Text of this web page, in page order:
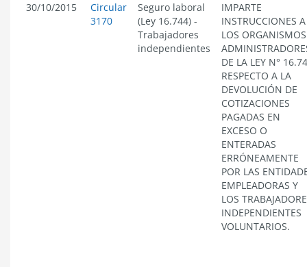
30/10/2015
Circular
3170
Seguro laboral
(Ley 16.744) -
Trabajadores
independientes
IMPARTE
INSTRUCCIONES A
LOS ORGANISMOS
DE LA LEY N°
RESPECTO A LA
DEVOLUCIÓN DE
COTIZACIONES
PAGADAS EN
EXCESO O
ENTERADAS
ERRÓNEAMENTE
POR LAS
EMPLEADORAS Y
LOS
INDEPENDIENTES
VOLUNTARIOS.